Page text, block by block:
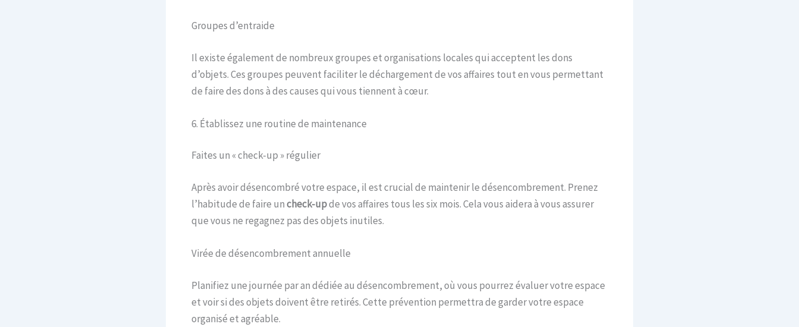
Groupes d’entraide
Il existe également de nombreux groupes et organisations locales qui acceptent les dons
d’objets. Ces groupes peuvent faciliter le déchargement de vos affaires tout en vous permettant
de faire des dons à des causes qui vous tiennent à cœur.
6. Établissez une routine de maintenance
Faites un « check-up » régulier
Après avoir désencombré votre espace, il est crucial de maintenir le désencombrement. Prenez
l’habitude de faire uncheck-upde vos affaires tous les six mois. Cela vous aidera à vous assurer
que vous ne regagnez pas des objets inutiles.
Virée de désencombrement annuelle
Planifiez une journée par an dédiée au désencombrement, où vous pourrez évaluer votre espace
et voir si des objets doivent être retirés. Cette prévention permettra de garder votre espace
organisé et agréable.